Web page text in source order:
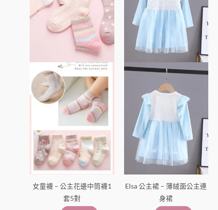
女童襪 – 公主花邊中筒襪1
套5對
多
種
款
式。
可
在
產
品
頁
面
選
擇
選
項
Elsa 公主裙 – 薄絨面公主連
身裙
種
款
式。
可
在
產
選
擇